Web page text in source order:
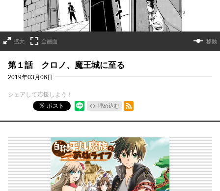
拡大 全画面 移動
第１話 クロノ、魔王城に至る
2019年03月06日
シェアして応援しよう！
ポスト
埋め込む
RSSフィード